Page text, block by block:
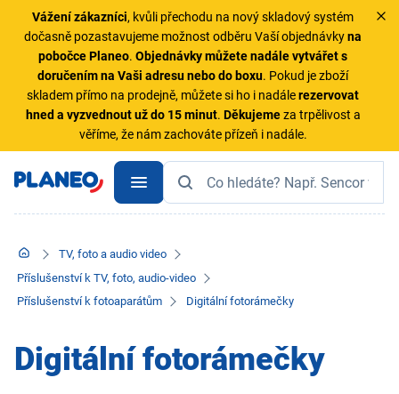
Vážení zákazníci, kvůli přechodu na nový skladový systém
dočasně pozastavujeme možnost odběru Vaší objednávkyna
pobočce Planeo.Objednávky můžete nadále vytvářet s
doručením na Vaši adresu nebo do boxu. Pokud je zboží
skladem přímo na prodejně, můžete si ho i nadálerezervovat
hned a vyzvednout už do 15 minut. Děkujemeza trpělivost a
věříme, že nám zachováte přízeň i nadále.
TV, foto a audio video
Příslušenství k TV, foto, audio-video
Příslušenství k fotoaparátům
Digitální fotorámečky
Digitální fotorámečky